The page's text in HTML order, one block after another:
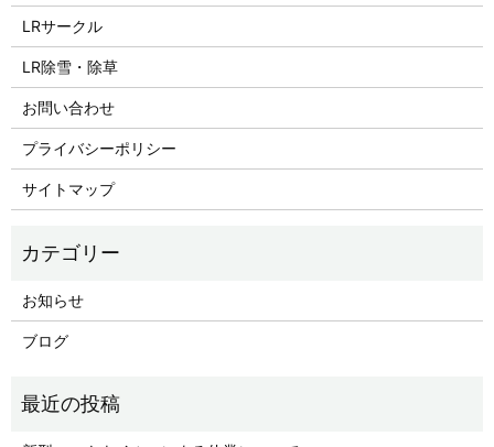
LRサークル
LR除雪・除草
お問い合わせ
プライバシーポリシー
サイトマップ
お知らせ
ブログ